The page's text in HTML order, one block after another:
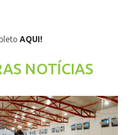
AQUI!
NOTÍCIAS